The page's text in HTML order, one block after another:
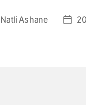
Natli Ashane
Post